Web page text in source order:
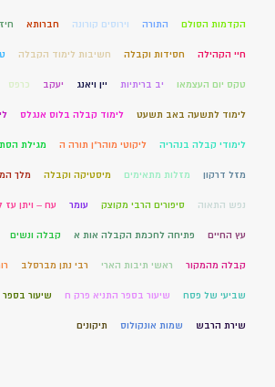
הקדמות הסולם התורה וירוסים קורונה חברותא
חיי הקהילה חסידות וקבלה חשיבות לימוד הקבלה
טקס יום העצמאו יב בריתיות יין ויאנג יעקב כרפס
לימוד לתשעה באב תשעט לימוד קבלה בלוס אנגלס
לימודי קבלה בנהריה ליקוטי מוהר"ן תורה ה מגילת
מזל דרקון מזלות מתאימים מיסטיקה וקבלה מלך
נפש התאוה סיפורים הרבי מקוצק עומר עח – ויתן עז
עץ החיים פתיחה לחכמת הקבלה אות א קבלה ונשים
קבלה מהמקור ראשי תיבות הארי רבי נתן מברסלב
שביעי של פסח שיעור בספר התניא פרק ח שיעור
שירת הרבש שמות אונקולוס תיקונים